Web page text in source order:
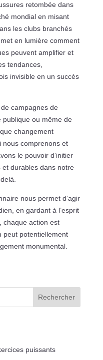
retombée dans
mondial en misant
les clubs branchés
en lumière comment
peuvent amplifier et
tendances,
invisible en un succès
de campagnes de
publique ou même de
changement
nous comprenons et
le pouvoir d’initier
durables dans notre
nous permet d’agir
en gardant à l’esprit
chaque action est
peut potentiellement
monumental.
Rechercher
puissants